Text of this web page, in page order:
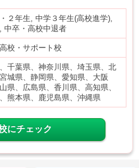
２年生, 中学３年生(高校進学),
中卒・高校中退者
校・サポート校
千葉県、神奈川県、埼玉県、北
城県、静岡県、愛知県、大阪
県、広島県、香川県、高知県、
熊本県、鹿児島県、沖縄県
にチェック